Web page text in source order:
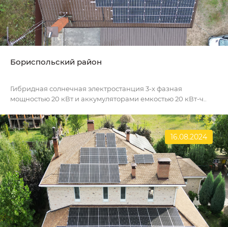
Бориспольский район
Гибридная солнечная электростанция 3-х фазная
мощностью 20 кВт и аккумуляторами емкостью 20 кВт-ч..
16.08.2024